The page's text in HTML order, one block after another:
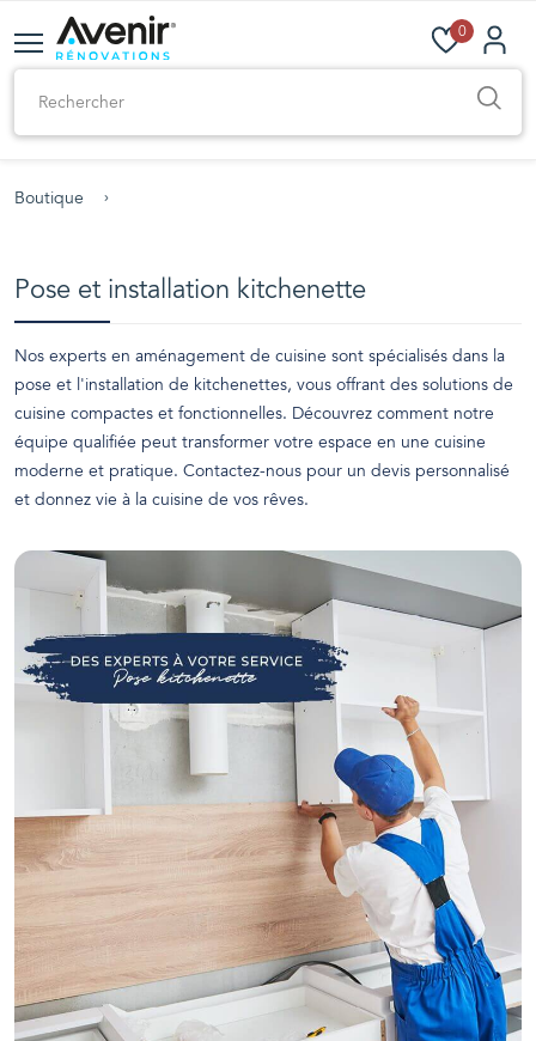
0
Boutique
Pose et installation kitchenette
Nos experts en aménagement de cuisine sont spécialisés dans la
pose et l'installation de kitchenettes, vous offrant des solutions de
cuisine compactes et fonctionnelles. Découvrez comment notre
équipe qualifiée peut transformer votre espace en une cuisine
moderne et pratique. Contactez-nous pour un devis personnalisé
et donnez vie à la cuisine de vos rêves.